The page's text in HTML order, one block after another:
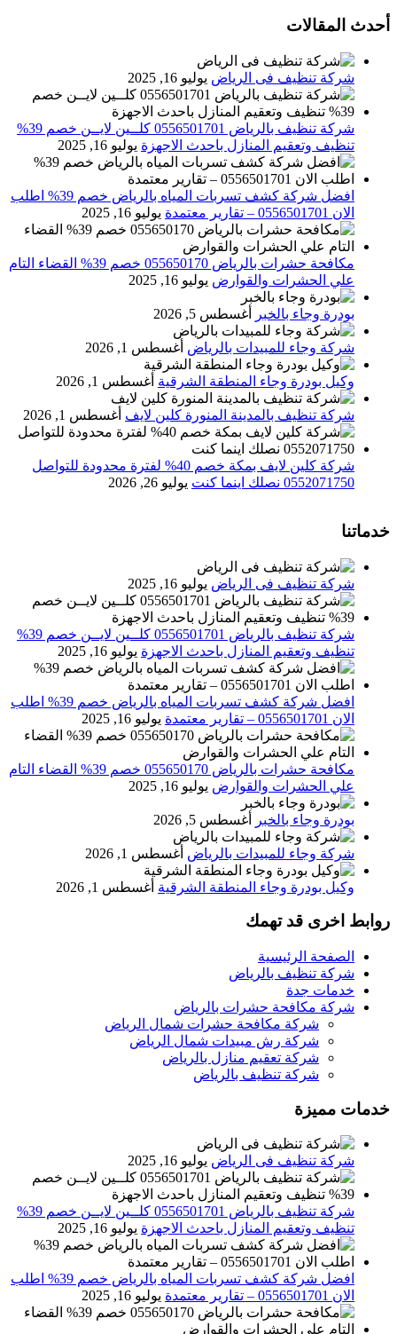
أحدث المقالات
شركة تنظيف فى الرياض يوليو 16, 2025
شركة تنظيف بالرياض 0556501701 كلــين لايــن خصم 39%
تنظيف وتعقيم المنازل باحدث الاجهزة يوليو 16, 2025
افضل شركة كشف تسربات المياه بالرياض خصم 39% اطلب
الان 0556501701‬‏ – تقارير معتمدة
يوليو 16, 2025
مكافحة حشرات بالرياض 055650170 خصم 39% القضاء التام
علي الحشرات والقوارض يوليو 16, 2025
بودرة وجاء بالخبر أغسطس 5, 2026
شركة وجاء للمبيدات بالرياض أغسطس 1, 2026
وكيل بودرة وجاء المنطقة الشرقية أغسطس 1, 2026
شركة تنظيف بالمدينة المنورة كلين لايف أغسطس 1, 2026
شركة كلين لايف بمكة خصم 40% لفترة محدودة للتواصل
0552071750 نصلك اينما كنت
يوليو 26, 2026
خدماتنا
شركة تنظيف فى الرياض يوليو 16, 2025
شركة تنظيف بالرياض 0556501701 كلــين لايــن خصم 39%
تنظيف وتعقيم المنازل باحدث الاجهزة يوليو 16, 2025
افضل شركة كشف تسربات المياه بالرياض خصم 39% اطلب
الان 0556501701‬‏ – تقارير معتمدة
يوليو 16, 2025
مكافحة حشرات بالرياض 055650170 خصم 39% القضاء التام
علي الحشرات والقوارض يوليو 16, 2025
بودرة وجاء بالخبر أغسطس 5, 2026
شركة وجاء للمبيدات بالرياض أغسطس 1, 2026
وكيل بودرة وجاء المنطقة الشرقية أغسطس 1, 2026
روابط اخرى قد تهمك
الصفحة الرئيسية
شركة تنظيف بالرياض
خدمات جدة
شركة مكافحة حشرات بالرياض
شركة مكافحة حشرات شمال الرياض
شركة رش مبيدات شمال الرياض
شركة تعقيم منازل بالرياض
شركة تنظيف بالرياض
خدمات مميزة
شركة تنظيف فى الرياض يوليو 16, 2025
شركة تنظيف بالرياض 0556501701 كلــين لايــن خصم 39%
تنظيف وتعقيم المنازل باحدث الاجهزة يوليو 16, 2025
افضل شركة كشف تسربات المياه بالرياض خصم 39% اطلب
الان 0556501701‬‏ – تقارير معتمدة
يوليو 16, 2025